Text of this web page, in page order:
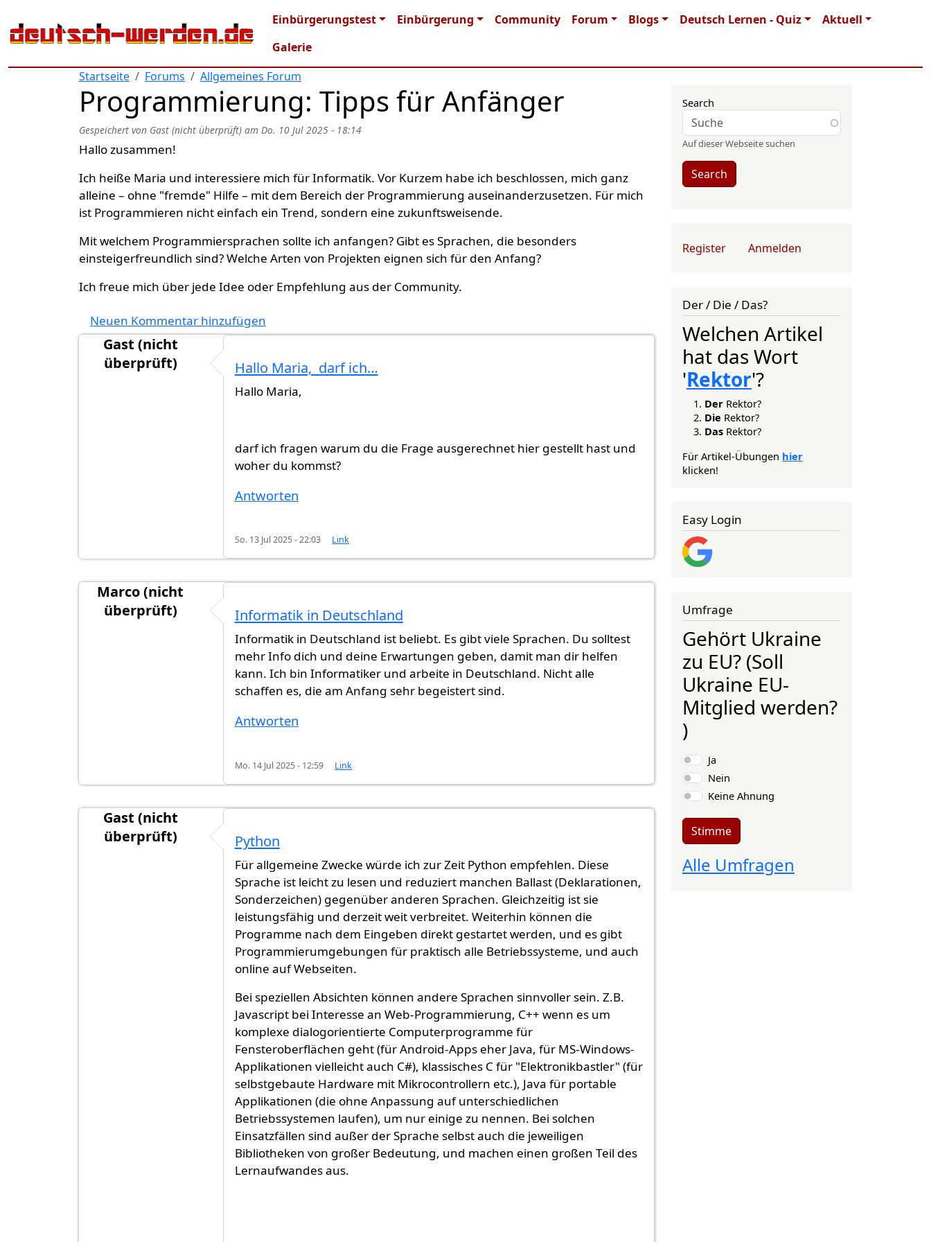
Main navigation
Einbürgerungstest Einbürgerung Community Forum Blogs Deutsch Lernen - Quiz
Aktuell
Galerie
Startseite
Forums Allgemeines Forum
Programmierung: Tipps für Anfänger
Gespeichert von Gast (nicht überprüft) am Do. 10 Jul 2025 - 18:14
Hallo zusammen!
Ich heiße Maria und interessiere mich für Informatik. Vor Kurzem habe ich beschlossen, mich ganz
alleine – ohne "fremde" Hilfe – mit dem Bereich der Programmierung auseinanderzusetzen. Für mich
ist Programmieren nicht einfach ein Trend, sondern eine zukunftsweisende.
Mit welchem Programmiersprachen sollte ich anfangen? Gibt es Sprachen, die besonders
einsteigerfreundlich sind? Welche Arten von Projekten eignen sich für den Anfang?
Ich freue mich über jede Idee oder Empfehlung aus der Community.
Neuen Kommentar hinzufügen
Gast (nicht
überprüft)
Hallo Maria, darf ich…
Hallo Maria,
darf ich fragen warum du die Frage ausgerechnet hier gestellt hast und
woher du kommst?
Antworten
So. 13 Jul 2025 - 22:03 Link
Marco (nicht
überprüft)
Informatik in Deutschland
Informatik in Deutschland ist beliebt. Es gibt viele Sprachen. Du solltest
mehr Info dich und deine Erwartungen geben, damit man dir helfen
kann. Ich bin Informatiker und arbeite in Deutschland. Nicht alle
schaffen es, die am Anfang sehr begeistert sind.
Antworten
Mo. 14 Jul 2025 - 12:59 Link
Gast (nicht
überprüft)
Python
Für allgemeine Zwecke würde ich zur Zeit Python empfehlen. Diese
Sprache ist leicht zu lesen und reduziert manchen Ballast (Deklarationen,
Sonderzeichen) gegenüber anderen Sprachen. Gleichzeitig ist sie
leistungsfähig und derzeit weit verbreitet. Weiterhin können die
Programme nach dem Eingeben direkt gestartet werden, und es gibt
Programmierumgebungen für praktisch alle Betriebssysteme, und auch
online auf Webseiten.
Bei speziellen Absichten können andere Sprachen sinnvoller sein. Z.B.
Javascript bei Interesse an Web-Programmierung, C++ wenn es um
komplexe dialogorientierte Computerprogramme für
Fensteroberflächen geht (für Android-Apps eher Java, für MS-Windows-
Applikationen vielleicht auch C#), klassisches C für "Elektronikbastler" (für
selbstgebaute Hardware mit Mikrocontrollern etc.), Java für portable
Applikationen (die ohne Anpassung auf unterschiedlichen
Betriebssystemen laufen), um nur einige zu nennen. Bei solchen
Einsatzfällen sind außer der Sprache selbst auch die jeweiligen
Bibliotheken von großer Bedeutung, und machen einen großen Teil des
Lernaufwandes aus.
Search
Auf dieser Webseite suchen
Search
User account menu
Register Anmelden
Der / Die / Das?
Welchen Artikel
hat das Wort
'Rektor'?
Der Rektor?
Die Rektor?
Das Rektor?
Für Artikel-Übungen hier
klicken!
Easy Login
Umfrage
Gehört Ukraine
zu EU? (Soll
Ukraine EU-
Mitglied werden?
)
Auswahlmöglichkeiten
Ja
Nein
Keine Ahnung
Stimme
Alle Umfragen